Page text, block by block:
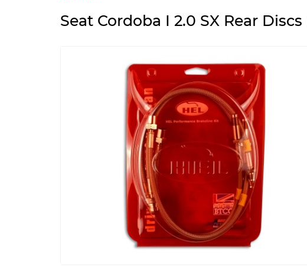
Seat Cordoba I 2.0 SX Rear Discs